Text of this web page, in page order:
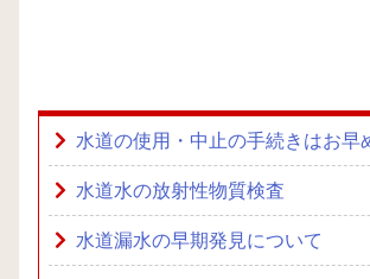
水道の使用・中止の手続きはお早
水道水の放射性物質検査
水道漏水の早期発見について